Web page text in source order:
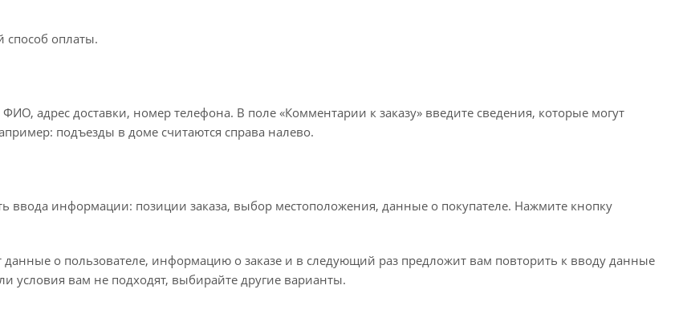
оплаты.
адрес доставки, номер телефона. В поле «Комментарии к заказу» введите сведения, которые могут
подъезды в доме считаются справа налево.
ввода информации: позиции заказа, выбор местоположения, данные о покупателе. Нажмите кнопку
данные о пользователе, информацию о заказе и в следующий раз предложит вам повторить к вводу данные
условия вам не подходят, выбирайте другие варианты.